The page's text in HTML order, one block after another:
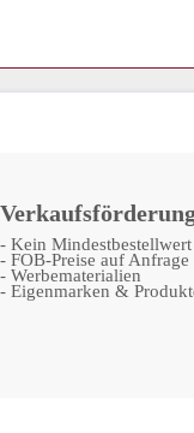
- Kein Mindestbestellwert
- FOB-Preise auf Anfrage
- Werbematerialien
- Eigenmarken &